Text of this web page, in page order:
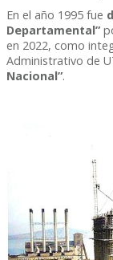
En el año 1995 fue
Departamental”
en 2022, como
Administrativo de
Nacional”.